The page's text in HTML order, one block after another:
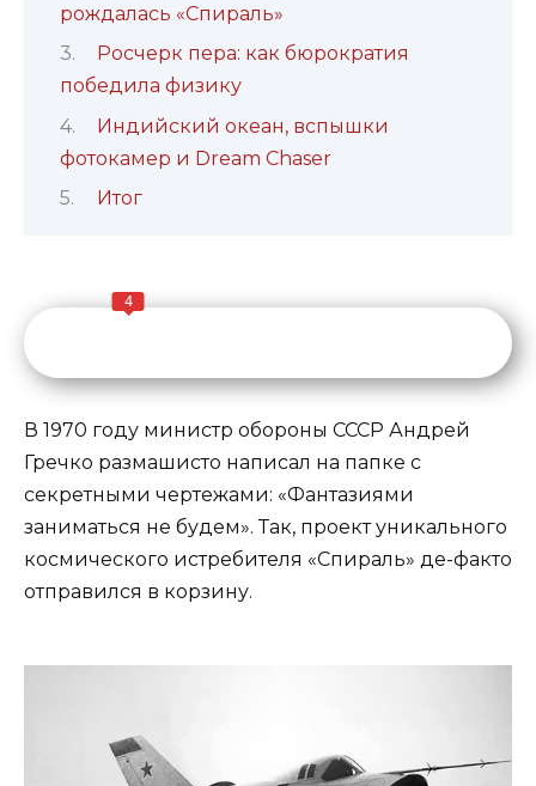
рождалась «Спираль»
Росчерк пера: как бюрократия
победила физику
Индийский океан, вспышки
фотокамер и Dream Chaser
Итог
4
В 1970 году министр обороны СССР Андрей
Гречко размашисто написал на папке с
секретными чертежами: «Фантазиями
заниматься не будем». Так, проект уникального
космического истребителя «Спираль» де-факто
отправился в корзину.